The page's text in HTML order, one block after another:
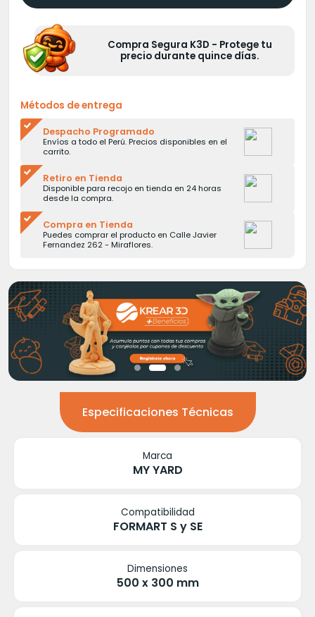
Compra Segura K3D - Protege tu
precio durante quince días.
Métodos de entrega
Despacho Programado
Envíos a todo el Perú. Precios disponibles en el
carrito.
Retiro en Tienda
Disponible para recojo en tienda en 24 horas
desde la compra.
Compra en Tienda
Puedes comprar el producto en Calle Javier
Fernandez 262 - Miraflores.
Especificaciones Técnicas
Marca
MY YARD
Compatibilidad
FORMART S y SE
Dimensiones
500 x 300 mm